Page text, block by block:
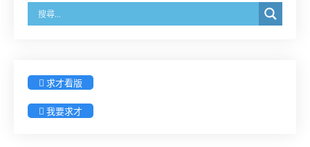
徵詢有意願擔任臺南市115年度國民中小學法治教育
新竹律師公會8/21(五)舉辦「AI職場應用」進修課程
（8/17截止報名，額滿提前截止，實體＋線上同
步）
求才看版
我要求才